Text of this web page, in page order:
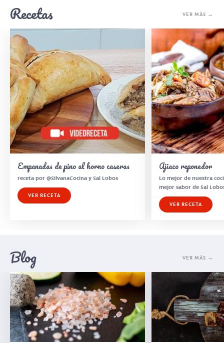
Recetas VER MÁS →
Empanadas de pino al horno caseras
receta por @SilvanaCocina y Sal Lobos
VER RECETA
Ajiaco reponedor
Lo mejor de nuestra
mejor sabor de Sal
VER RECETA
Blog VER MÁS →